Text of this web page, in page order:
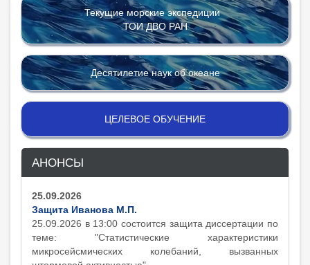
Текущие морские экспедиции
ТОИ ДВО РАН
Десятилетие наук об океане
ЦЕЛЕВОЕ ОБУЧЕНИЕ
АНОНСЫ
25.09.2026
Защита Иванова М.П.
25.09.2026 в 13:00 состоится защита диcсертации по
теме: "Статистические характеристики
микросейсмических колебаний, вызванных